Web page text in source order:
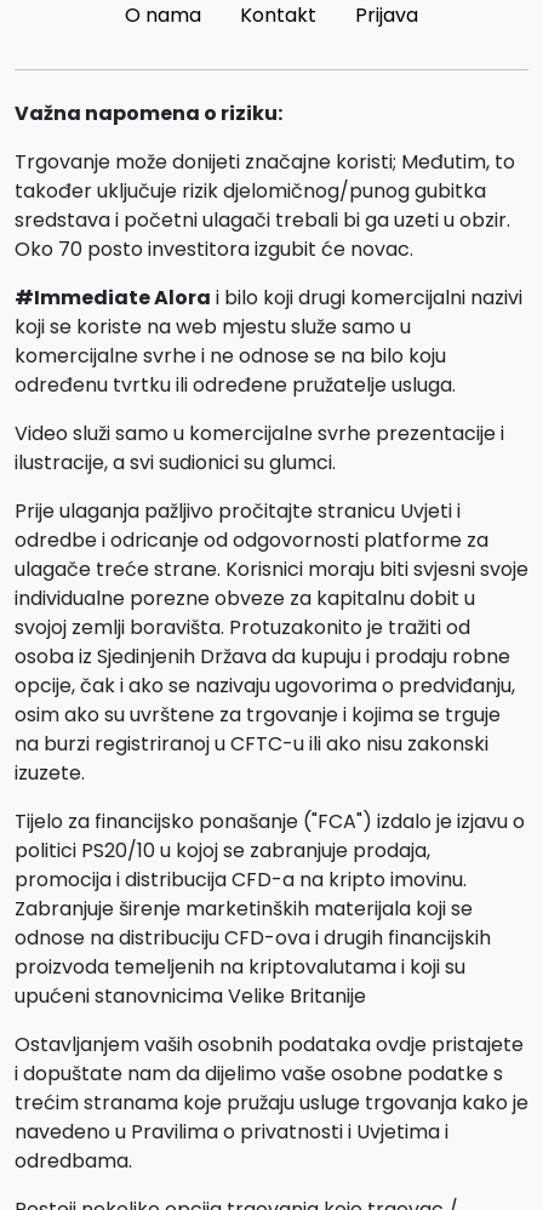
O nama Kontakt Prijava
Važna napomena o riziku:
Trgovanje može donijeti značajne koristi; Međutim, to
također uključuje rizik djelomičnog/punog gubitka
sredstava i početni ulagači trebali bi ga uzeti u obzir.
Oko 70 posto investitora izgubit će novac.
#Immediate Alora i bilo koji drugi komercijalni nazivi
koji se koriste na web mjestu služe samo u
komercijalne svrhe i ne odnose se na bilo koju
određenu tvrtku ili određene pružatelje usluga.
Video služi samo u komercijalne svrhe prezentacije i
ilustracije, a svi sudionici su glumci.
Prije ulaganja pažljivo pročitajte stranicu Uvjeti i
odredbe i odricanje od odgovornosti platforme za
ulagače treće strane. Korisnici moraju biti svjesni svoje
individualne porezne obveze za kapitalnu dobit u
svojoj zemlji boravišta. Protuzakonito je tražiti od
osoba iz Sjedinjenih Država da kupuju i prodaju robne
opcije, čak i ako se nazivaju ugovorima o predviđanju,
osim ako su uvrštene za trgovanje i kojima se trguje
na burzi registriranoj u CFTC-u ili ako nisu zakonski
izuzete.
Tijelo za financijsko ponašanje ("FCA") izdalo je izjavu o
politici PS20/10 u kojoj se zabranjuje prodaja,
promocija i distribucija CFD-a na kripto imovinu.
Zabranjuje širenje marketinških materijala koji se
odnose na distribuciju CFD-ova i drugih financijskih
proizvoda temeljenih na kriptovalutama i koji su
upućeni stanovnicima Velike Britanije
Ostavljanjem vaših osobnih podataka ovdje pristajete
i dopuštate nam da dijelimo vaše osobne podatke s
trećim stranama koje pružaju usluge trgovanja kako je
navedeno u Pravilima o privatnosti i Uvjetima i
odredbama.